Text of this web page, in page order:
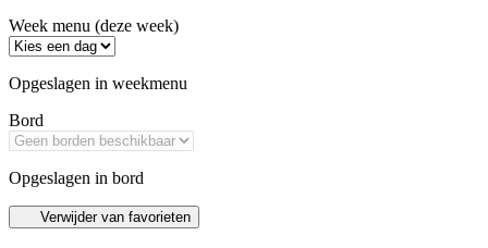
Week menu (deze week)
Opgeslagen in weekmenu
Bord
Opgeslagen in bord
Verwijder van favorieten